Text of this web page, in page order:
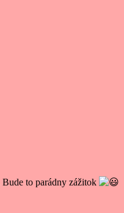
Bude to parádny zážitok